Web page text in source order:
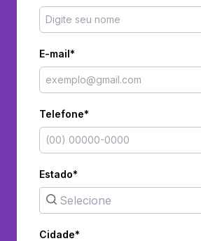
E-mail*
Telefone*
Estado*
Cidade*